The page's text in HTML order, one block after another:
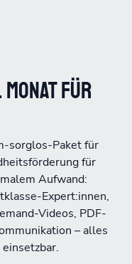
Monat für
sorglos-Paket für
für
Aufwand:
Expert:innen,
Videos, PDF-
– alles